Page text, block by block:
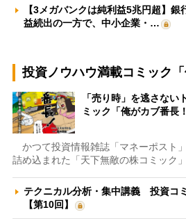
【3メガバンクは純利益5兆円超】
益続出の一方で、中小企業・…
投資ノウハウ満載コミック「
「売り時」を逃さな
ミック「俺がカブ番長
かつて投資情報雑誌「マネーポスト
詰め込まれた「天下無敵の株コミック
テクニカル分析・集中講義 投資コ
【第10回】